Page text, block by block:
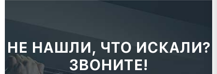
НЕ НАШЛИ, ЧТО ИСКАЛИ?
ЗВОНИТЕ!